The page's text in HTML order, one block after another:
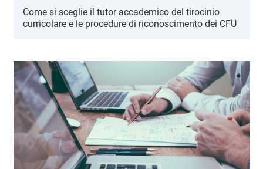
Come si sceglie il tutor accademico del tirocinio
curricolare e le procedure di riconoscimento dei CFU